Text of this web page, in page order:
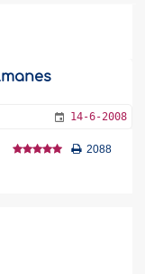
14-6-2008
2088